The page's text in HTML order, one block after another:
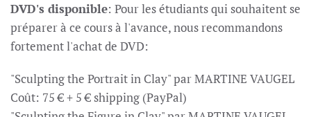
DVD's disponible: Pour les étudiants qui souhaitent se
préparer à ce cours à l'avance, nous recommandons
fortement l'achat de DVD:
"Sculpting the Portrait in Clay" par MARTINE VAUGEL
Coût: 75 € + 5 € shipping (PayPal)